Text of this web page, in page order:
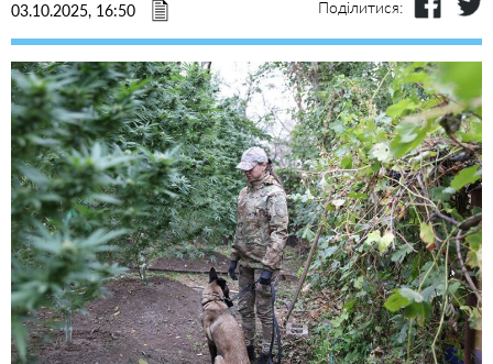
03.10.2025, 16:50 Поділитися: